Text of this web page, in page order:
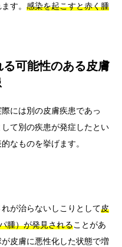
す。 感染を起こすと赤く腫
る可能性のある皮膚
には別の皮膚疾患であっ
て別の疾患が発症したとい
なものを挙げます。
が治らないしこりとして皮
腫）が発見されることがあ
皮膚に悪性化した状態で増